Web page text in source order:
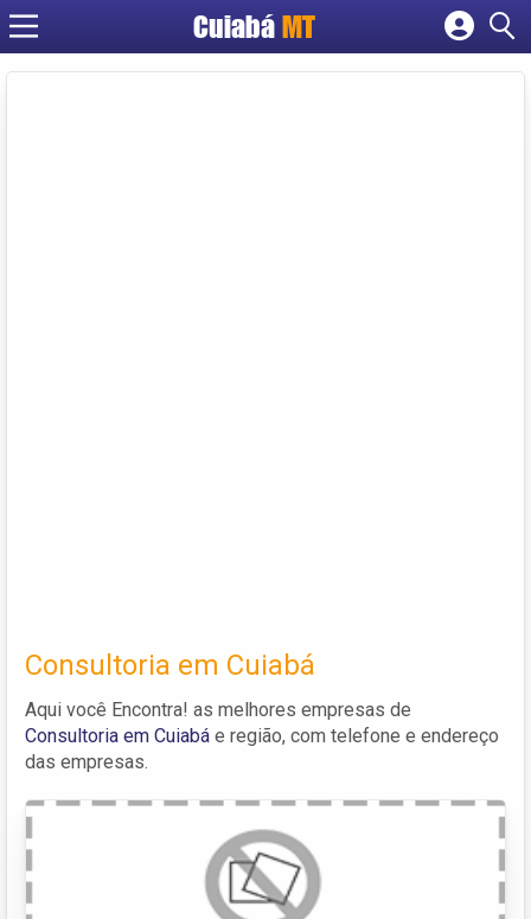
Cuiabá MT
Cadastrar empresa
Consultoria em Cuiabá
Aqui você Encontra! as melhores empresas de
Consultoria em Cuiabá e região, com telefone e endereço
das empresas.